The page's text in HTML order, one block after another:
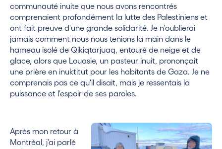
communauté inuite que nous avons rencontrés
comprenaient profondément la lutte des Palestiniens et
ont fait preuve d'une grande solidarité. Je n'oublierai
jamais comment nous nous tenions la main dans le
hameau isolé de Qikiqtarjuaq, entouré de neige et de
glace, alors que Louasie, un pasteur inuit, prononçait
une prière en inuktitut pour les habitants de Gaza. Je ne
comprenais pas ce qu'il disait, mais je ressentais la
puissance et l'espoir de ses paroles.
Après mon retour à
Montréal, j'ai parlé